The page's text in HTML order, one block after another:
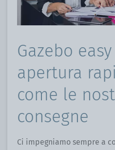
Gazebo
apertura
come le
consegne
Ci impegniamo sempre a